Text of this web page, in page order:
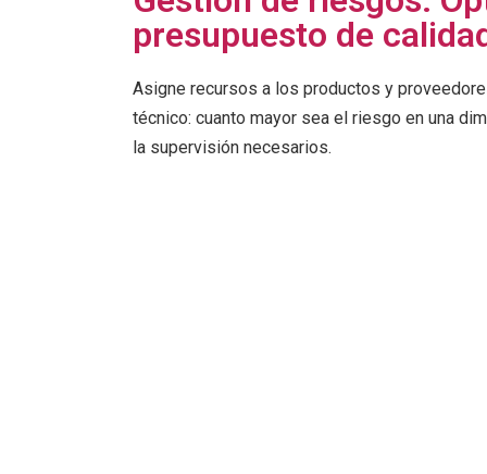
presupuesto de
Asigne recursos a los productos y
técnico: cuanto mayor sea el riesgo en una
la supervisión necesarios.